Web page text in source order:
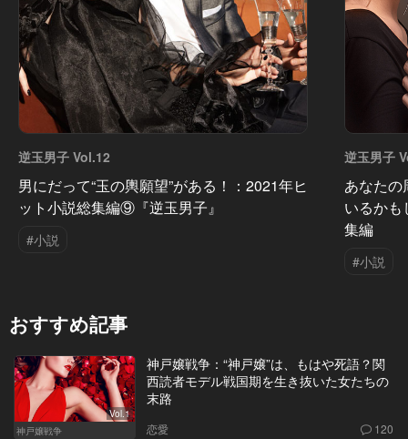
逆玉男子 Vol.12
男にだって“玉の輿願望”がある！：2021年ヒ
ット小説総集編⑨『逆玉男子』
#小説
逆玉男子
あなた
いるか
集編
#小説
おすすめ記事
Vol.1
神戸嬢戦争
神戸嬢戦争：“神戸嬢”は、もはや死語？関
西読者モデル戦国期を生き抜いた女たちの
末路
恋愛 120